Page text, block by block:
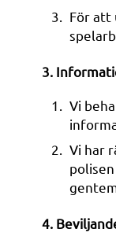
För att
3.
Vi
Vi har
4.